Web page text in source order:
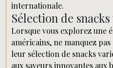
internationale.
Sélection de
Lorsque vous explorez une
américains, ne manquez
leur sélection de snacks
aux saveurs innovantes aux